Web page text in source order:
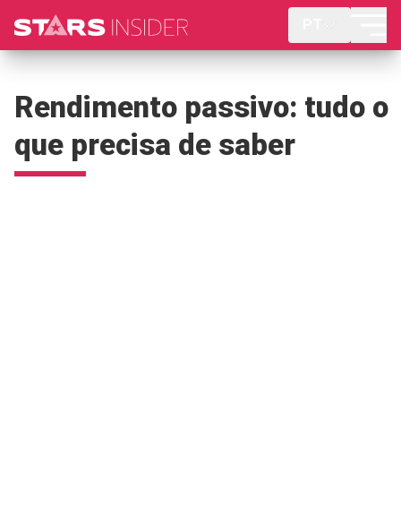
Rendimento passivo: tudo o
que precisa de saber